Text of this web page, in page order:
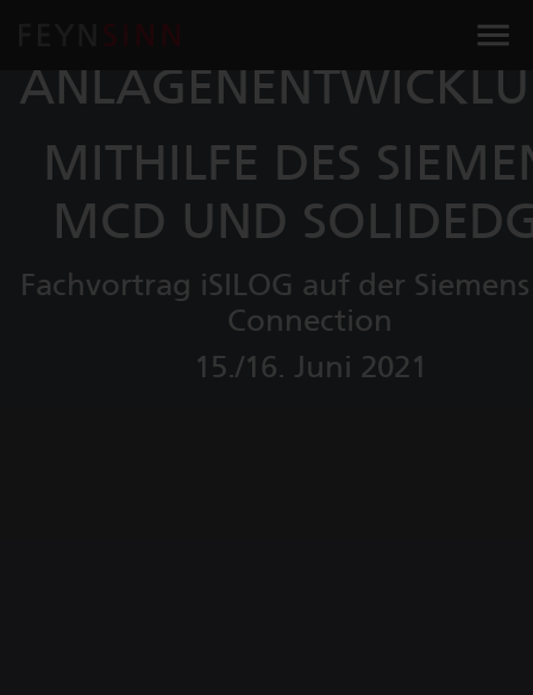
DIE NEUE ART DER
MITHILFE DES
MCD UND
Fachvortrag iSILOG auf der
Connection
15./16. Juni 2021